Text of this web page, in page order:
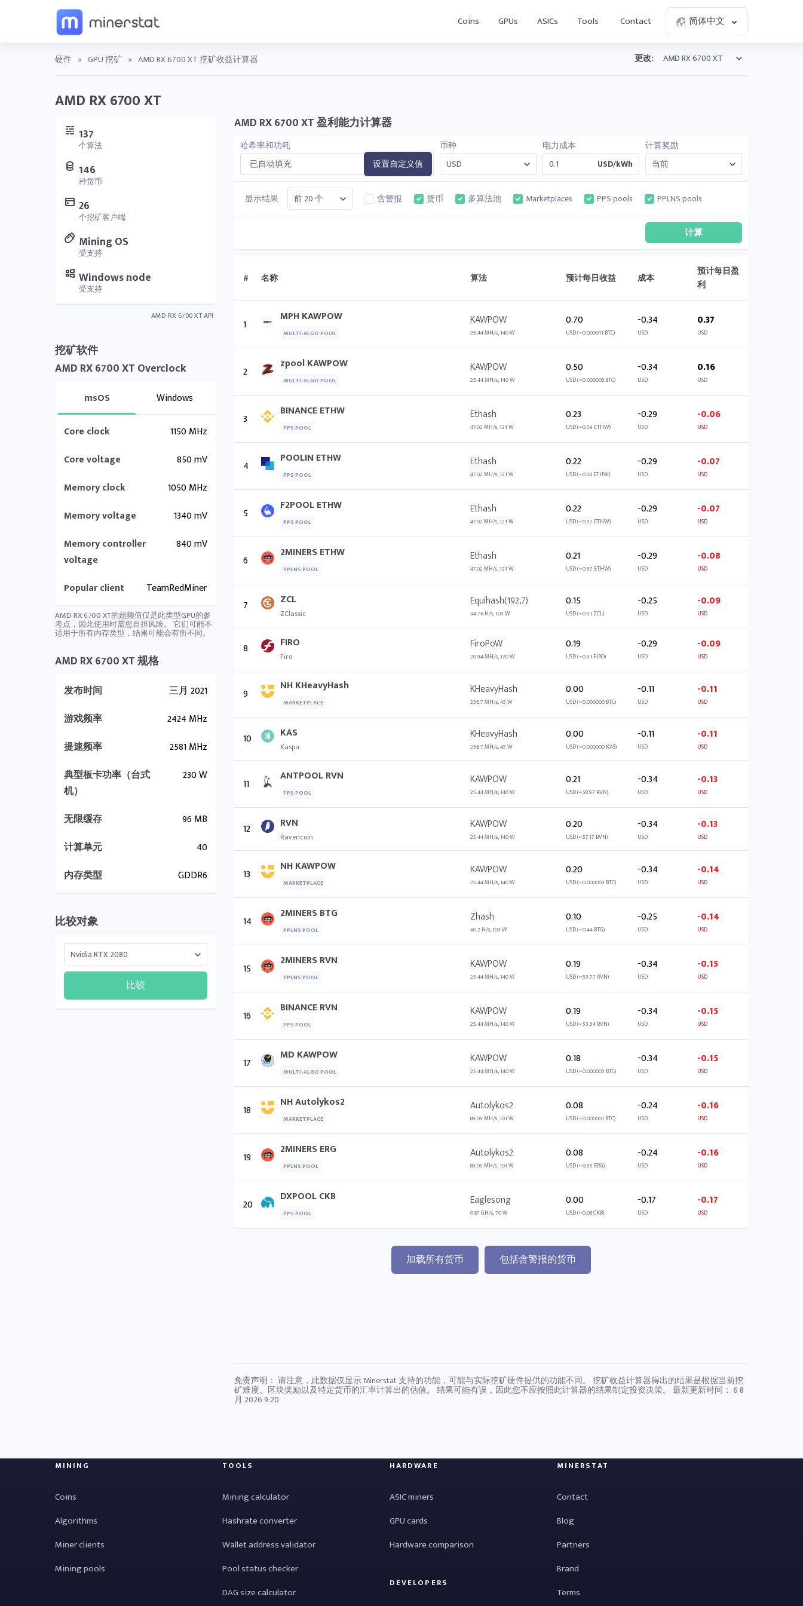
Coins GPUs ASICs Tools Contact 简体中文
硬件 » GPU 挖矿 » AMD RX 6700 XT 挖矿收益计算器 更改:
AMD RX 6700 XT
137
个算法
146
种货币
26
个挖矿客户端
Mining OS
受支持
Windows node
受支持
AMD RX 6700 XT API
挖矿软件
AMD RX 6700 XT Overclock
msOS Windows
Core clock
1150 MHz
Core voltage
850 mV
Memory clock
1050 MHz
Memory voltage
1340 mV
Memory controller
voltage
840 mV
Popular client TeamRedMiner
AMD RX 6700 XT的超频值仅是此类型GPU的参
考点，因此使用时需您自担风险。 它们可能不
适用于所有内存类型，结果可能会有所不同。
AMD RX 6700 XT 规格
发布时间
三月 2021
游戏频率
2424 MHz
提速频率
2581 MHz
典型板卡功率（台式
机）
230 W
无限缓存
96 MB
计算单元
40
内存类型
GDDR6
比较对象
比较
AMD RX 6700 XT 盈利能力计算器
哈希率和功耗
已自动填充
设置自定义值
币种
电力成本
USD/kWh
计算奖励
显示结果 含警报 货币 多算法池 Marketplaces PPS pools PPLNS pools
# 名称 算法 预计每日收益 成本
预计每日盈
利
1 MPH KAWPOW
MULTI-ALGO POOL
KAWPOW
25.44 MH/s, 140 W
0.70
USD (~0.000011 BTC)
-0.34
USD
0.37
USD
2 zpool KAWPOW
MULTI-ALGO POOL
KAWPOW
25.44 MH/s, 140 W
0.50
USD (~0.000008 BTC)
-0.34
USD
0.16
USD
3 BINANCE ETHW
PPS POOL
Ethash
47.02 MH/s, 121 W
0.23
USD (~0.39 ETHW)
-0.29
USD
-0.06
USD
4 POOLIN ETHW
PPS POOL
Ethash
47.02 MH/s, 121 W
0.22
USD (~0.38 ETHW)
-0.29
USD
-0.07
USD
5 F2POOL ETHW
PPS POOL
Ethash
47.02 MH/s, 121 W
0.22
USD (~0.37 ETHW)
-0.29
USD
-0.07
USD
6 2MINERS ETHW
PPLNS POOL
Ethash
47.02 MH/s, 121 W
0.21
USD (~0.37 ETHW)
-0.29
USD
-0.08
USD
7 ZCL
ZClassic
Equihash(192,7)
34.76 H/s, 103 W
0.15
USD (~0.51 ZCL)
-0.25
USD
-0.09
USD
8 FIRO
Firo
FiroPoW
20.94 MH/s, 120 W
0.19
USD (~0.31 FIRO)
-0.29
USD
-0.09
USD
9 NH KHeavyHash
MARKETPLACE
KHeavyHash
236.7 MH/s, 45 W
0.00
USD (~0.000000 BTC)
-0.11
USD
-0.11
USD
10 KAS
Kaspa
KHeavyHash
236.7 MH/s, 45 W
0.00
USD (~0.000000 KAS)
-0.11
USD
-0.11
USD
11 ANTPOOL RVN
PPS POOL
KAWPOW
25.44 MH/s, 140 W
0.21
USD (~58.97 RVN)
-0.34
USD
-0.13
USD
12 RVN
Ravencoin
KAWPOW
25.44 MH/s, 140 W
0.20
USD (~57.17 RVN)
-0.34
USD
-0.13
USD
13 NH KAWPOW
MARKETPLACE
KAWPOW
25.44 MH/s, 140 W
0.20
USD (~0.000003 BTC)
-0.34
USD
-0.14
USD
14 2MINERS BTG
PPLNS POOL
Zhash
60.2 H/s, 103 W
0.10
USD (~0.44 BTG)
-0.25
USD
-0.14
USD
15 2MINERS RVN
PPLNS POOL
KAWPOW
25.44 MH/s, 140 W
0.19
USD (~53.77 RVN)
-0.34
USD
-0.15
USD
16 BINANCE RVN
PPS POOL
KAWPOW
25.44 MH/s, 140 W
0.19
USD (~53.34 RVN)
-0.34
USD
-0.15
USD
17 MD KAWPOW
MULTI-ALGO POOL
KAWPOW
25.44 MH/s, 140 W
0.18
USD (~0.000003 BTC)
-0.34
USD
-0.15
USD
18 NH Autolykos2
MARKETPLACE
Autolykos2
89.09 MH/s, 101 W
0.08
USD (~0.000001 BTC)
-0.24
USD
-0.16
USD
19 2MINERS ERG
PPLNS POOL
Autolykos2
89.09 MH/s, 101 W
0.08
USD (~0.35 ERG)
-0.24
USD
-0.16
USD
20 DXPOOL CKB
PPS POOL
Eaglesong
0.87 GH/s, 70 W
0.00
USD (~0.08 CKB)
-0.17
USD
-0.17
USD
加载所有货币 包括含警报的货币
免责声明： 请注意，此数据仅显示 Minerstat 支持的功能，可能与实际挖矿硬件提供的功能不同。 挖矿收益计算器得出的结果是根据当前挖
矿难度、区块奖励以及特定货币的汇率计算出的估值。 结果可能有误，因此您不应按照此计算器的结果制定投资决策。 最新更新时间： 6 8
月 2026 9:20
MINING
Coins
Algorithms
Miner clients
Mining pools
TOOLS
Mining calculator
Hashrate converter
Wallet address validator
Pool status checker
DAG size calculator
HARDWARE
ASIC miners
GPU cards
Hardware comparison
DEVELOPERS
MINERSTAT
Contact
Blog
Partners
Brand
Terms